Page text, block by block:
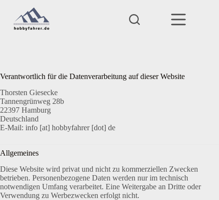
springen
Verantwortlich für die Datenverarbeitung auf dieser Website
Thorsten Giesecke
Tannengrünweg 28b
22397 Hamburg
Deutschland
E-Mail: info [at] hobbyfahrer [dot] de
Allgemeines
Diese Website wird privat und nicht zu kommerziellen Zwecken
betrieben. Personenbezogene Daten werden nur im technisch
notwendigen Umfang verarbeitet. Eine Weitergabe an Dritte oder
Verwendung zu Werbezwecken erfolgt nicht.